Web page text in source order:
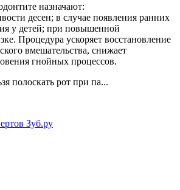
назначают:
десен; в случае появления ранних
у детей; при повышенной
Процедура ускоряет восстановление
вмешательства, снижает
гнойных процессов.
полоскать рот при па...
Зуб.ру